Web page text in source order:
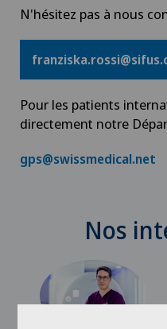
N'hésitez pas à nous
Pour les patients
directement notre
gps@swissmedical.net
Nos